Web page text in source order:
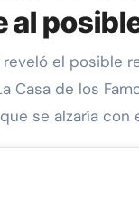
el posible
Casa de los
se alzaría con
Sean 'Diddy' Combs
a
de supuesto